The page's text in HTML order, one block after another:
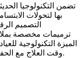
تضمن التكنولوجيا
بها لتحولات
التصميم
الميزة التكنولوجية
وقت العلاج مع الحفاظ على أعلى معايير الجودة ورضا المرضى.